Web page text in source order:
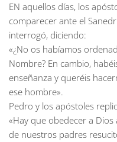
EN aquellos días, los
comparecer ante el
interrogó, diciendo:
«¿No os habíamos
Nombre? En cambio,
enseñanza y queréis
ese hombre».
Pedro y los apóstoles
«Hay que obedecer a
de nuestros padres